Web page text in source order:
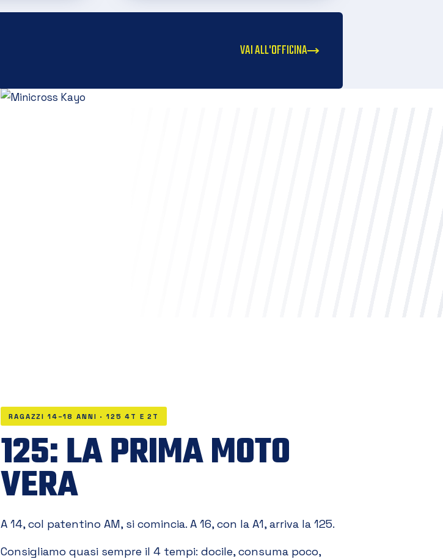
VAI ALL'OFFICINA
RAGAZZI 14–18 ANNI · 125 4T E 2T
125: LA PRIMA MOTO
VERA
A 14, col patentino AM, si comincia. A 16, con la A1, arriva la 125.
Consigliamo quasi sempre il 4 tempi: docile, consuma poco,